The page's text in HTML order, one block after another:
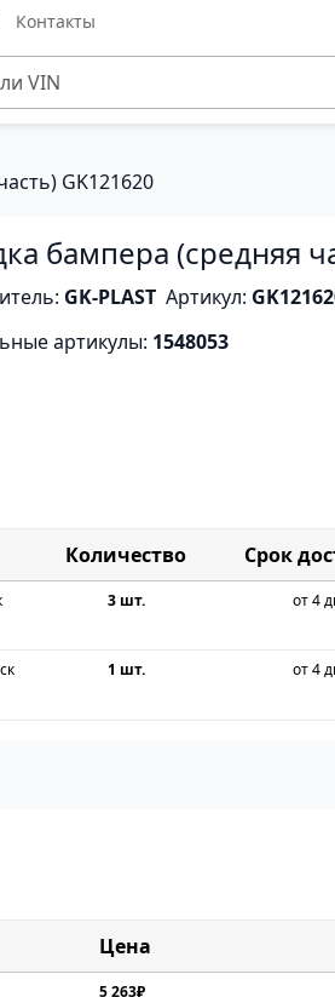
Контакты
GK121620
бампера (средняя
GK-PLAST Артикул:
артикулы: 1548053
Срок
3 шт. от 4
1 шт. от 4
Цена
5 263₽